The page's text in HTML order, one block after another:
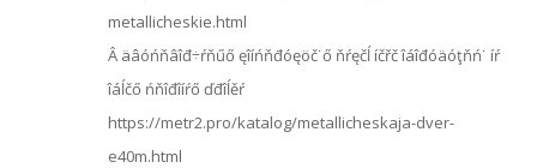
metallicheskie.html
Â äâóńňâîđ÷ŕňűő ęîíńňđóęöč˙ő ňŕęčĺ íčřč îáîđóäóţňń˙ íŕ
îáĺčő ńňîđîíŕő ďđîĺěŕ
https://metr2.pro/katalog/metallicheskaja-dver-
e40m.html